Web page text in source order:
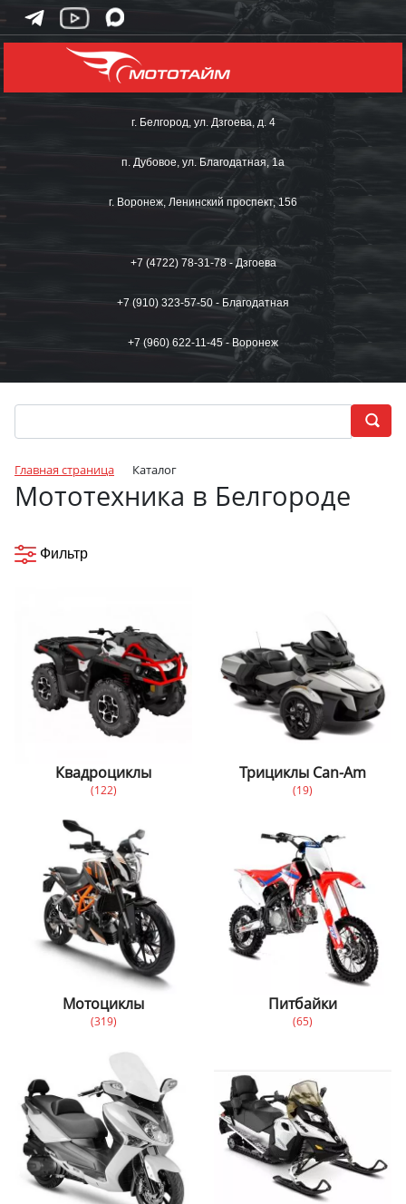
г. Белгород, ул. Дзгоева, д. 4
п. Дубовое, ул. Благодатная, 1а
г. Воронеж, Ленинский проспект, 156
+7 (4722) 78-31-78 - Дзгоева
+7 (910) 323-57-50 - Благодатная
+7 (960) 622-11-45 - Воронеж
Главная страница Каталог
Мототехника в Белгороде
Фильтр
Квадроциклы
(122)
Трициклы Can-Am
(19)
Мотоциклы
(319)
Питбайки
(65)